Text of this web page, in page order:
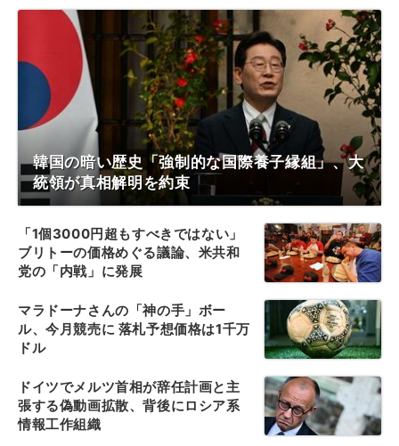
韓国の暗い歴史「強制的な国際養子縁組」、大
統領が真相解明を約束
「1個3000円超もすべきではない」
ブリトーの価格めぐる議論、米共和
党の「内戦」に発展
マラドーナさんの「神の手」ボー
ル、今月競売に 落札予想価格は1千万
ドル
ドイツでメルツ首相が辞任計画と主
張する偽動画拡散、背後にロシア系
情報工作組織